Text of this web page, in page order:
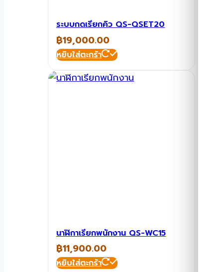
ระบบกดเรียกคิว QS-QSET20
฿19,000.00
หยิบใส่ตะกร้า
นาฬิกาเรียกพนักงาน QS-WC15
฿11,900.00
หยิบใส่ตะกร้า